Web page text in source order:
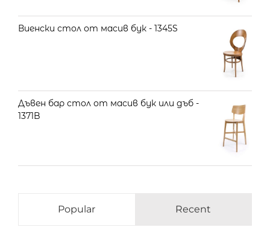
Виенски стол от масив бук - 1345S
Дъвен бар стол от масив бук или дъб -
1371B
Popular Recent